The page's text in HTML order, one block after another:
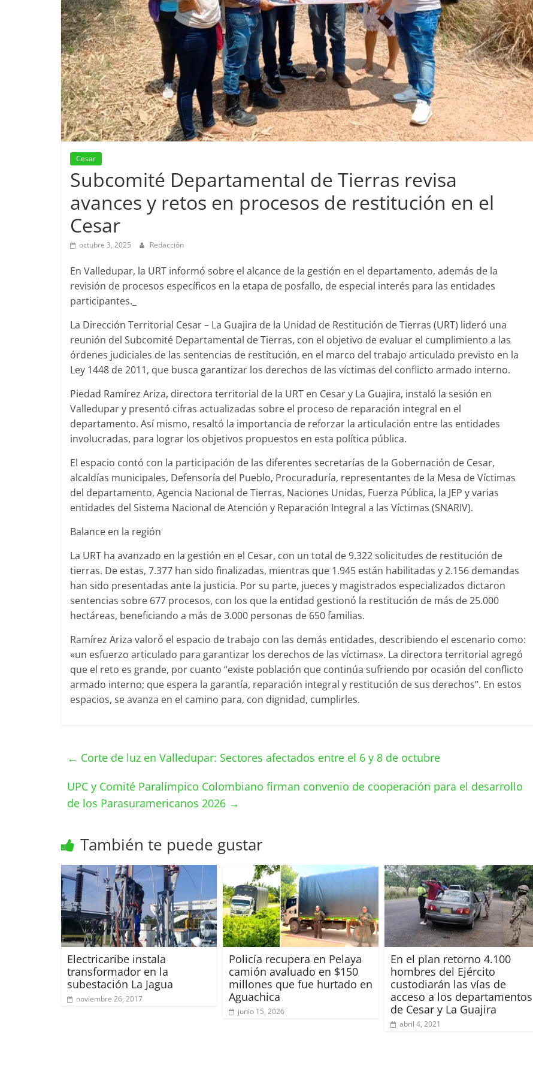
Cesar
Subcomité Departamental de Tierras revisa
avances y retos en procesos de restitución en el
Cesar
octubre 3, 2025 Redacción
En Valledupar, la URT informó sobre el alcance de la gestión en el departamento, además de la
revisión de procesos específicos en la etapa de posfallo, de especial interés para las entidades
participantes._
La Dirección Territorial Cesar – La Guajira de la Unidad de Restitución de Tierras (URT) lideró una
reunión del Subcomité Departamental de Tierras, con el objetivo de evaluar el cumplimiento a las
órdenes judiciales de las sentencias de restitución, en el marco del trabajo articulado previsto en la
Ley 1448 de 2011, que busca garantizar los derechos de las víctimas del conflicto armado interno.
Piedad Ramírez Ariza, directora territorial de la URT en Cesar y La Guajira, instaló la sesión en
Valledupar y presentó cifras actualizadas sobre el proceso de reparación integral en el
departamento. Así mismo, resaltó la importancia de reforzar la articulación entre las entidades
involucradas, para lograr los objetivos propuestos en esta política pública.
El espacio contó con la participación de las diferentes secretarías de la Gobernación de Cesar,
alcaldías municipales, Defensoría del Pueblo, Procuraduría, representantes de la Mesa de Víctimas
del departamento, Agencia Nacional de Tierras, Naciones Unidas, Fuerza Pública, la JEP y varias
entidades del Sistema Nacional de Atención y Reparación Integral a las Víctimas (SNARIV).
Balance en la región
La URT ha avanzado en la gestión en el Cesar, con un total de 9.322 solicitudes de restitución de
tierras. De estas, 7.377 han sido finalizadas, mientras que 1.945 están habilitadas y 2.156 demandas
han sido presentadas ante la justicia. Por su parte, jueces y magistrados especializados dictaron
sentencias sobre 677 procesos, con los que la entidad gestionó la restitución de más de 25.000
hectáreas, beneficiando a más de 3.000 personas de 650 familias.
Ramírez Ariza valoró el espacio de trabajo con las demás entidades, describiendo el escenario como:
«un esfuerzo articulado para garantizar los derechos de las víctimas». La directora territorial agregó
que el reto es grande, por cuanto “existe población que continúa sufriendo por ocasión del conflicto
armado interno; que espera la garantía, reparación integral y restitución de sus derechos”. En estos
espacios, se avanza en el camino para, con dignidad, cumplirles.
← Corte de luz en Valledupar: Sectores afectados entre el 6 y 8 de octubre
UPC y Comité Paralímpico Colombiano firman convenio de cooperación para el desarrollo
de los Parasuramericanos 2026 →
También te puede gustar
Electricaribe instala
transformador en la
subestación La Jagua
noviembre 26, 2017
Policía recupera en Pelaya
camión avaluado en $150
millones que fue hurtado en
Aguachica
junio 15, 2026
En el plan retorno 4.100
hombres del Ejército
custodiarán las vías de
acceso a los departamentos
de Cesar y La Guajira
abril 4, 2021